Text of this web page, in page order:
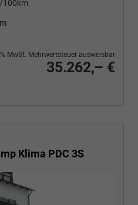
100km
35.262,– €
MwSt. Mehrwertsteuer ausweisbar
Klima PDC 3S